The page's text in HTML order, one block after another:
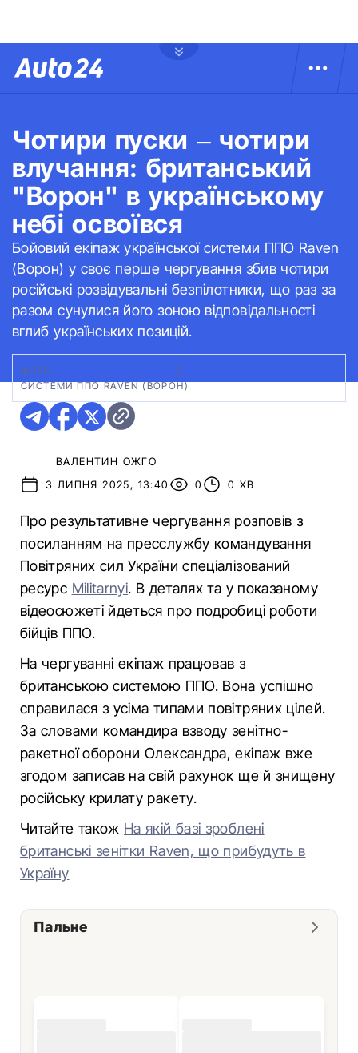
Чотири пуски – чотири
влучання: британський
"Ворон" в українському
небі освоївся
Бойовий екіпаж української системи ППО Raven
(Ворон) у своє перше чергування збив чотири
російські розвідувальні безпілотники, що раз за
разом сунулися його зоною відповідальності
вглиб українських позицій.
ФОТО:
СИСТЕМИ ППО RAVEN (ВОРОН)
ВАЛЕНТИН ОЖГО
3 ЛИПНЯ 2025, 13:40
0 0 ХВ
Про результативне чергування розповів з
посиланням на пресслужбу командування
Повітряних сил України спеціалізований
ресурс Militarnyi. В деталях та у показаному
відеосюжеті йдеться про подробиці роботи
бійців ППО.
На чергуванні екіпаж працював з
британською системою ППО. Вона успішно
справилася з усіма типами повітряних цілей.
За словами командира взводу зенітно-
ракетної оборони Олександра, екіпаж вже
згодом записав на свій рахунок ще й знищену
російську крилату ракету.
Читайте також На якій базі зроблені
британські зенітки Raven, що прибудуть в
Україну
Пальне